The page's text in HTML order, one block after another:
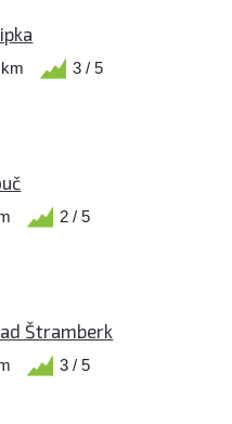
3 / 5
2 / 5
Štramberk
3 / 5